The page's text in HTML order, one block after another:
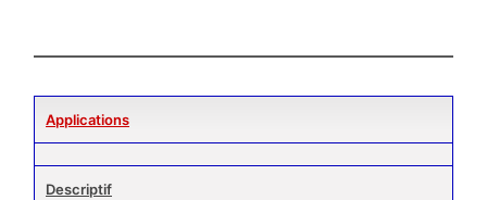
Applications
Descriptif